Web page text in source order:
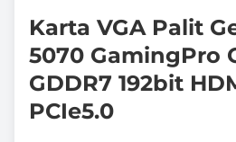
Karta VGA Palit
5070 GamingPro
GDDR7 192bit
PCIe5.0